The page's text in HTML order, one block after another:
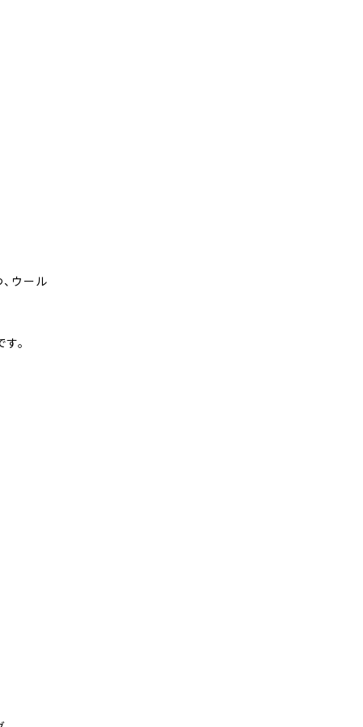
ウール
。